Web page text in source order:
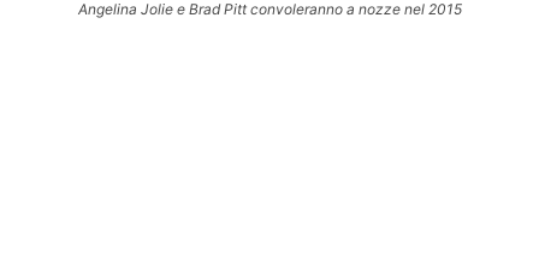
Angelina Jolie e Brad Pitt convoleranno a nozze nel 2015